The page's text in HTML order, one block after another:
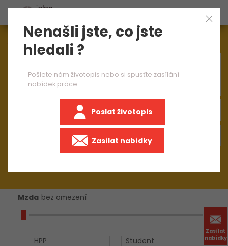
Zasílat
nabídky
Aktuálně1545nabídek práce
Mzda bez omezení
HPP
Student
Nenašli jste, co jste
hledali ?
Pošlete nám životopis nebo si spusťte zasílání
nabídek práce
Poslat životopis
Zasílat nabídky